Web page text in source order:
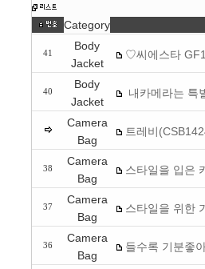
Category
41
Body
Jacket
♡씨에스타
40
Body
Jacket
내카메라는 특
Camera
Bag
트레비
38
Camera
Bag
스타일을 입은
37
Camera
Bag
스타일을 위한
36
Camera
Bag
들수록 기분좋